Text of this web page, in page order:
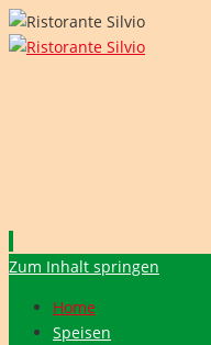
Zum Inhalt springen
Home
Speisen